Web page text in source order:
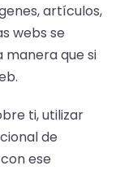
artículos,
webs se
que si
ti, utilizar
de
ese